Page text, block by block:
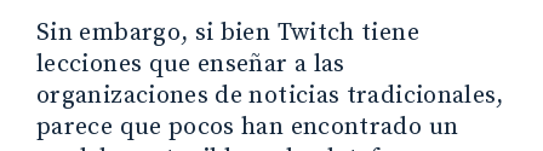
Sin embargo, si bien Twitch tiene
lecciones que enseñar a las
organizaciones de noticias tradicionales,
parece que pocos han encontrado un